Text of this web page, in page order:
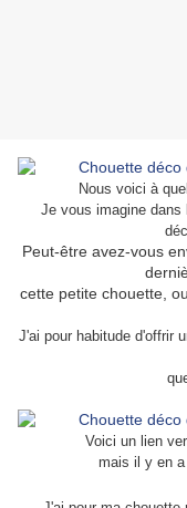
Nous voici à
Je vous imagine
Peut-être avez-vous
cette petite chouette,
J'ai pour habitude d'offrir
Voici un lien
mais il y en